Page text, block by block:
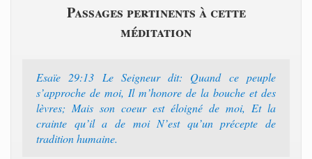
Passages pertinents à cette
méditation
Esaïe 29:13 Le Seigneur dit: Quand ce peuple
s’approche de moi, Il m’honore de la bouche et des
lèvres; Mais son coeur est éloigné de moi, Et la
crainte qu’il a de moi N’est qu’un précepte de
tradition humaine.